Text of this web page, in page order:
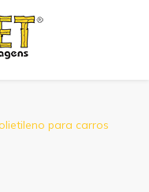
para carros